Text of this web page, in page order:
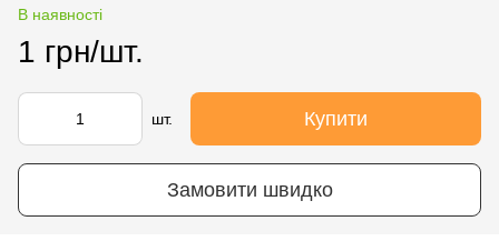
В наявності
1 грн/шт.
шт. Купити
Замовити швидко